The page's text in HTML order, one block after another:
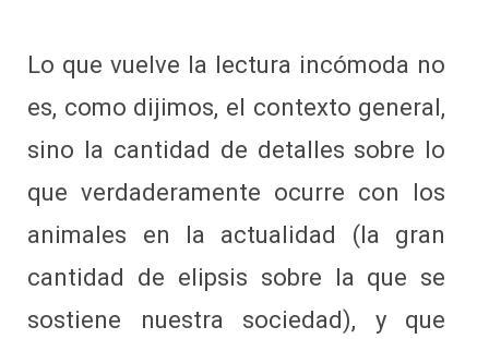
Lo que vuelve la lectura incómoda no
es, como dijimos, el contexto general,
sino la cantidad de detalles sobre lo
que verdaderamente ocurre con los
animales en la actualidad (la gran
cantidad de elipsis sobre la que se
sostiene nuestra sociedad), y que